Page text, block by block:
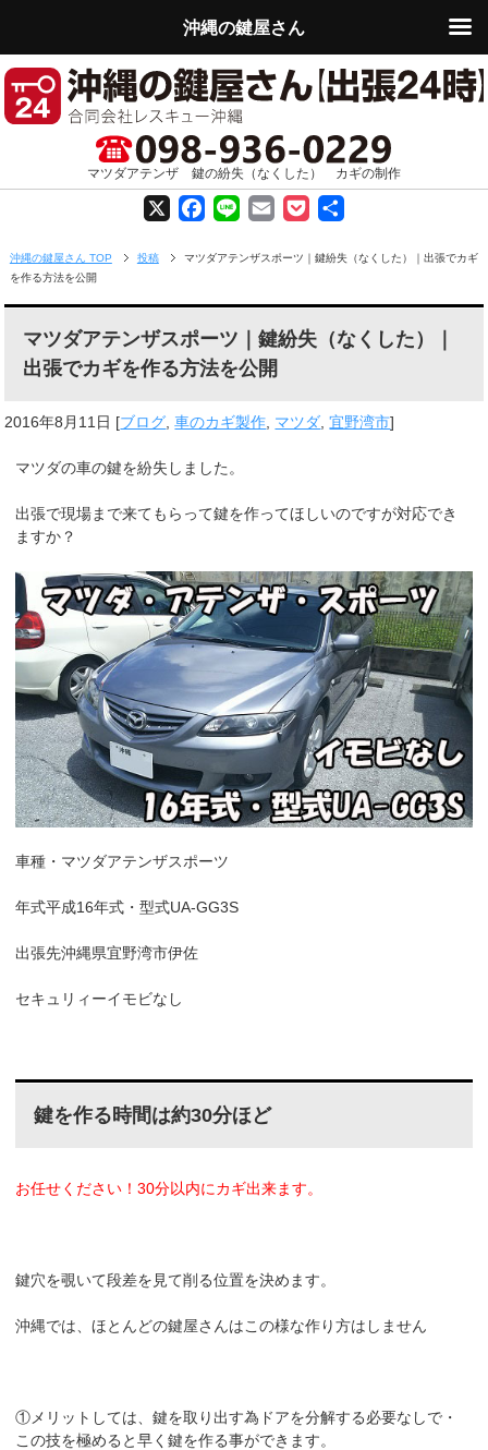
マツダアテンザ 鍵の紛失（なくした） カギの制作
X F
a
e
b
L
i
e
E
m
i
l
P
o
k
有
沖縄の鍵屋さん TOP 投稿
マツダアテンザスポーツ｜鍵紛失（なくした）｜出張でカギ
を作る方法を公開
マツダアテンザスポーツ｜鍵紛失（なくした）｜
出張でカギを作る方法を公開
2016年8月11日 [ブログ,車のカギ製作, マツダ,宜野湾市]
マツダの車の鍵を紛失しました。
出張で現場まで来てもらって鍵を作ってほしいのですが対応でき
ますか？
車種・マツダアテンザスポーツ
年式平成16年式・型式UA-GG3S
出張先沖縄県宜野湾市伊佐
セキュリィーイモビなし
鍵を作る時間は約30分ほど
お任せください！30分以内にカギ出来ます。
鍵穴を覗いて段差を見て削る位置を決めます。
沖縄では、ほとんどの鍵屋さんはこの様な作り方はしません
①メリットしては、鍵を取り出す為ドアを分解する必要なしで・
この技を極めると早く鍵を作る事ができます。
沖縄の鍵屋さん